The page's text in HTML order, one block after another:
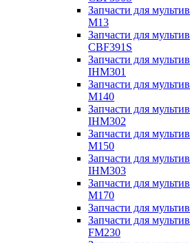
Запчасти для
M13
Запчасти для
CBF391S
Запчасти для
IHM301
Запчасти для
M140
Запчасти для
IHM302
Запчасти для
M150
Запчасти для
IHM303
Запчасти для
M170
Запчасти для
Запчасти для
FM230